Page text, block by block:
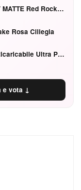
MAC M·A·CXIMAL SILKY MATTE Red Rock mat
Rosa Ciliegia
Hourglass Confession Ricaricabile Ultra Preciso Ad Alta Intensità Secretly Classic Red
e vota ↓